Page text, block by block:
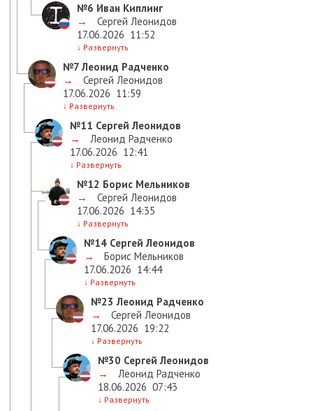
№6 Иван Киплинг
→
Сергей Леонидов
17.06.2026 11:52
↓ Развернуть
№7Леонид Радченко
→
Сергей Леонидов
17.06.2026 11:59
↓ Развернуть
№11 Сергей Леонидов
→
Леонид Радченко
17.06.2026 12:41
↓ Развернуть
№12 Борис Мельников
→
Сергей Леонидов
17.06.2026 14:35
↓ Развернуть
№14 Сергей Леонидов
→
Борис Мельников
17.06.2026 14:44
↓ Развернуть
№23 Леонид Радченко
→
Сергей Леонидов
17.06.2026 19:22
↓ Развернуть
№30 Сергей Леонидов
→
Леонид Радченко
18.06.2026 07:43
↓ Развернуть